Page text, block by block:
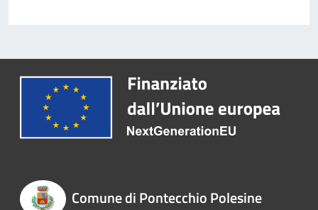
Comune di Pontecchio Polesine